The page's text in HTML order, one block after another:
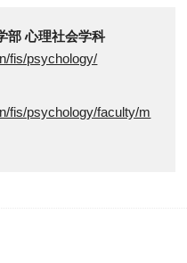
部 心理社会学科
fis/psychology/
fis/psychology/faculty/m